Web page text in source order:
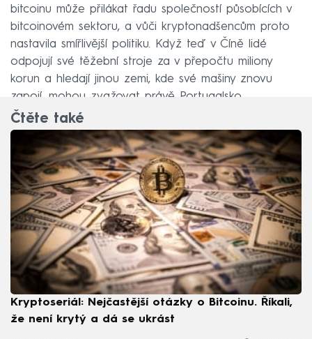
bitcoinu může přilákat řadu společností působících v
bitcoinovém sektoru, a vůči kryptonadšencům proto
nastavila smířlivější politiku. Když teď v Číně lidé
odpojují své těžební stroje za v přepočtu miliony
korun a hledají jinou zemi, kde své mašiny znovu
zapojí, mohou zvažovat právě Portugalsko.
Čtěte také
Kryptoseriál: Nejčastější otázky o Bitcoinu. Říkali,
že není krytý a dá se ukrást